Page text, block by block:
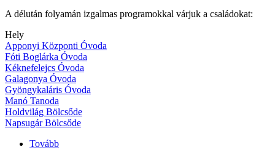
A délután folyamán izgalmas programokkal várjuk a családokat:
Hely
Apponyi Központi Óvoda
Fóti Boglárka Óvoda
Kéknefelejcs Óvoda
Galagonya Óvoda
Gyöngykaláris Óvoda
Manó Tanoda
Holdvilág Bölcsőde
Napsugár Bölcsőde
Tovább